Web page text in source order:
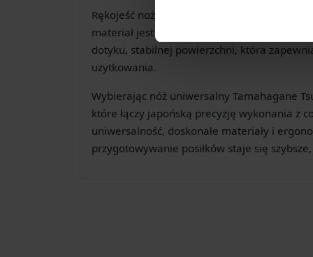
Rękojeść noża wykonana jest z
materiał jest znany ze swojej trwałości,
dotyku, stabilnej powierzchni, która
użytkowania.
Wybierając nóż uniwersalny Tamahagane
które łączy japońską precyzję wykonania z
uniwersalność, doskonałe materiały i
przygotowywanie posiłków staje się